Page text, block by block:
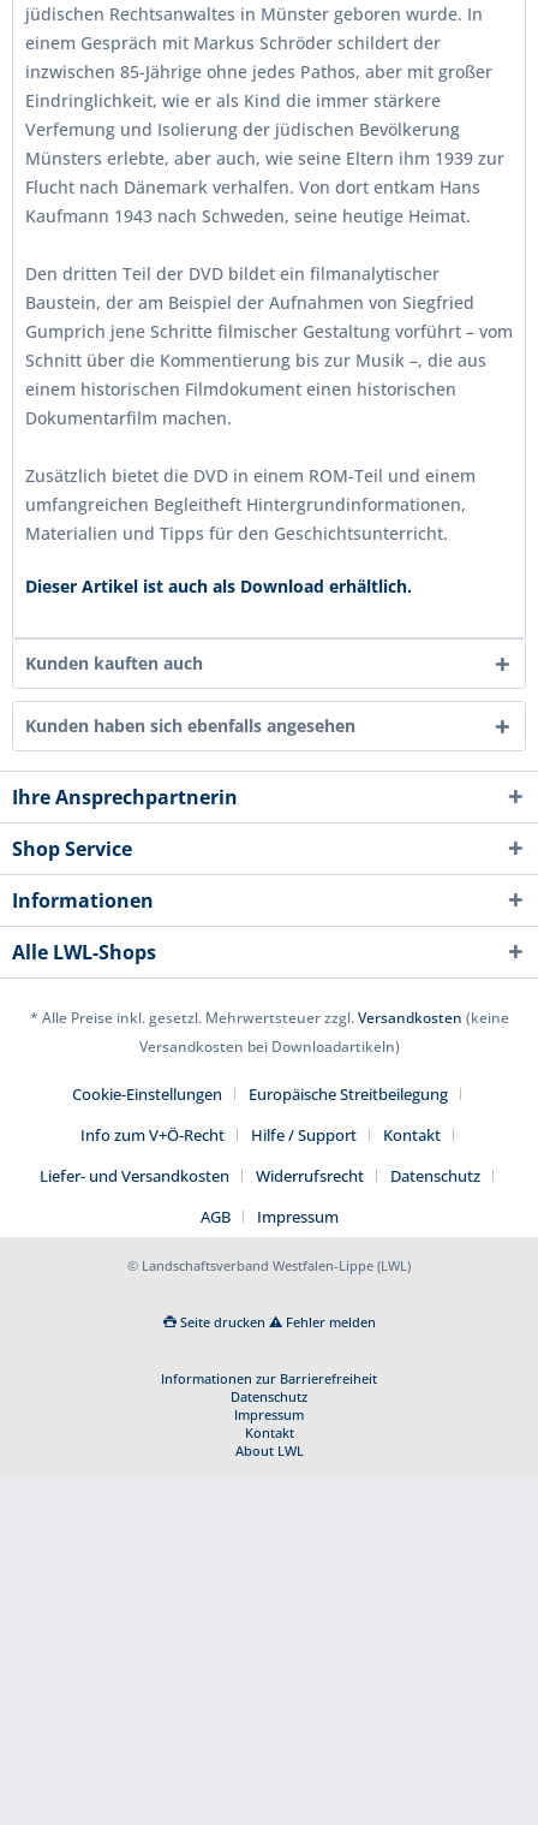
jüdischen Rechtsanwaltes in Münster geboren wurde. In
einem Gespräch mit Markus Schröder schildert der
inzwischen 85-Jährige ohne jedes Pathos, aber mit großer
Eindringlichkeit, wie er als Kind die immer stärkere
Verfemung und Isolierung der jüdischen Bevölkerung
Münsters erlebte, aber auch, wie seine Eltern ihm 1939 zur
Flucht nach Dänemark verhalfen. Von dort entkam Hans
Kaufmann 1943 nach Schweden, seine heutige Heimat.
Den dritten Teil der DVD bildet ein filmanalytischer
Baustein, der am Beispiel der Aufnahmen von Siegfried
Gumprich jene Schritte filmischer Gestaltung vorführt – vom
Schnitt über die Kommentierung bis zur Musik –, die aus
einem historischen Filmdokument einen historischen
Dokumentarfilm machen.
Zusätzlich bietet die DVD in einem ROM-Teil und einem
umfangreichen Begleitheft Hintergrundinformationen,
Materialien und Tipps für den Geschichtsunterricht.
Dieser Artikel ist auch als Download erhältlich.
Kunden kauften auch
Kunden haben sich ebenfalls angesehen
Ihre Ansprechpartnerin
Shop Service
Informationen
Alle LWL-Shops
* Alle Preise inkl. gesetzl. Mehrwertsteuer zzgl.Versandkosten (keine
Versandkosten bei Downloadartikeln)
Cookie-Einstellungen
Europäische Streitbeilegung
Info zum V+Ö-Recht
Hilfe / Support
Kontakt
Liefer- und Versandkosten
Widerrufsrecht
Datenschutz
AGB
Impressum
© Landschaftsverband Westfalen-Lippe (LWL)
Seite drucken Fehler melden
Informationen zur Barrierefreiheit
Datenschutz
Impressum
Kontakt
About LWL